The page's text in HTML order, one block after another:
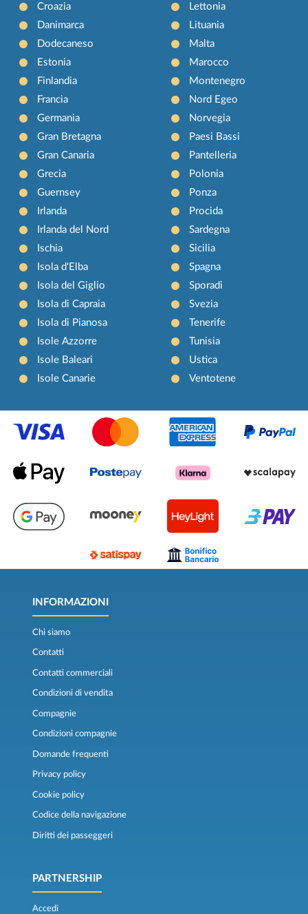
Croazia
Danimarca
Dodecaneso
Estonia
Finlandia
Francia
Germania
Gran Bretagna
Gran Canaria
Grecia
Guernsey
Irlanda
Irlanda del Nord
Ischia
Isola d'Elba
Isola del Giglio
Isola di Capraia
Isola di Pianosa
Isole Azzorre
Isole Baleari
Isole Canarie
Lettonia
Lituania
Malta
Marocco
Montenegro
Nord Egeo
Norvegia
Paesi Bassi
Pantelleria
Polonia
Ponza
Procida
Sardegna
Sicilia
Spagna
Sporadi
Svezia
Tenerife
Tunisia
Ustica
Ventotene
INFORMAZIONI
Chi siamo
Contatti
Contatti commerciali
Condizioni di vendita
Compagnie
Condizioni compagnie
Domande frequenti
Privacy policy
Cookie policy
Codice della navigazione
Diritti dei passeggeri
PARTNERSHIP
Accedi